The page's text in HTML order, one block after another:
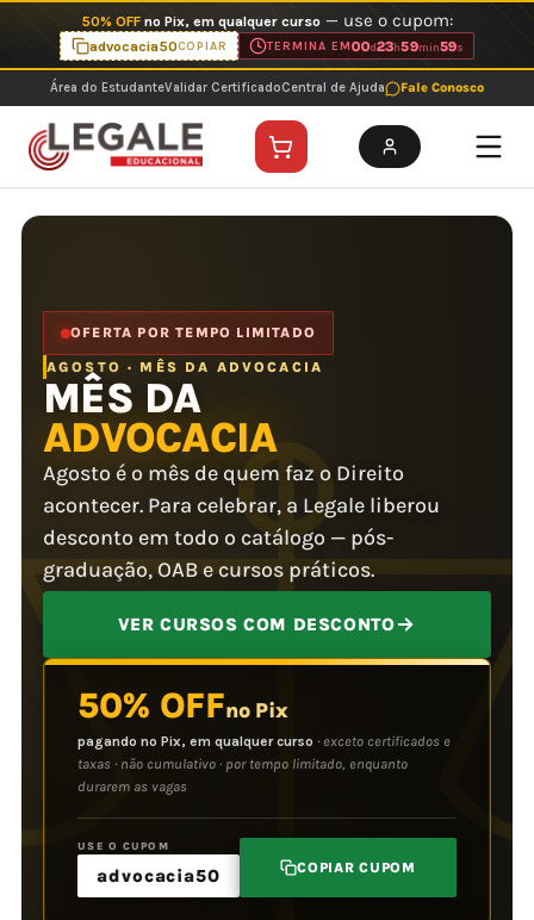
o
conteúdo
50% OFF no Pix, em qualquer curso — use o cupom:
advocacia50COPIAR TERMINA EM00d 23 h59min59s
Área do EstudanteValidar CertificadoCentral de Ajuda Fale Conosco
OFERTA POR TEMPO LIMITADO
AGOSTO · MÊS DA ADVOCACIA
MÊS DA
ADVOCACIA
Agosto é o mês de quem faz o Direito
acontecer. Para celebrar, a Legale liberou
desconto em todo o catálogo — pós-
graduação, OAB e cursos práticos.
VER CURSOS COM DESCONTO
50% OFFno Pix
pagando no Pix, em qualquer curso · exceto certificados e
taxas · não cumulativo · por tempo limitado, enquanto
durarem as vagas
USE O CUPOM
advocacia50 COPIAR CUPOM